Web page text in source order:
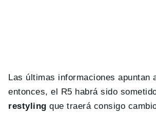
Las últimas informaciones apuntan
entonces, el R5 habrá sido
restyling que traerá consigo